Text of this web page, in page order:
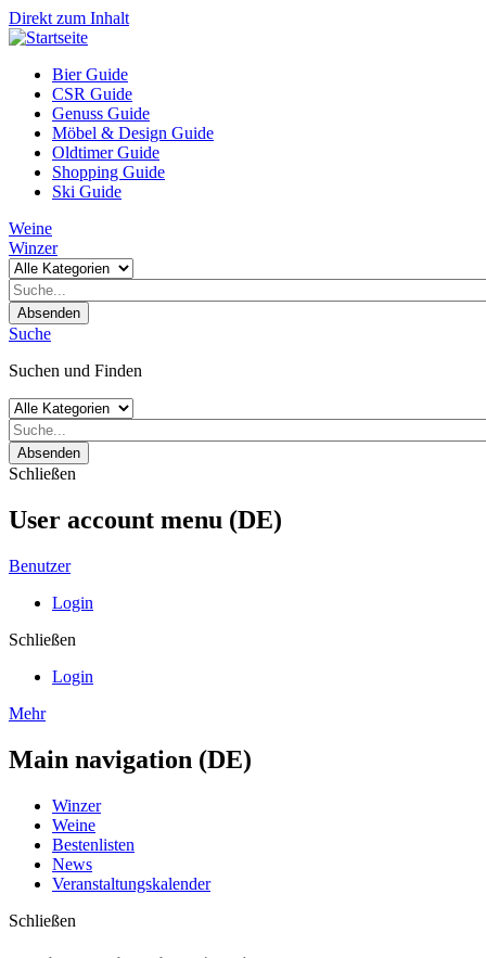
Direkt zum Inhalt
Bier Guide
CSR Guide
Genuss Guide
Möbel & Design Guide
Oldtimer Guide
Shopping Guide
Ski Guide
Weine
Winzer
Absenden
Suche
Suchen und Finden
Absenden
Schließen
User account menu (DE)
Benutzer
Login
Schließen
Login
Mehr
Main navigation (DE)
Winzer
Weine
Bestenlisten
News
Veranstaltungskalender
Schließen